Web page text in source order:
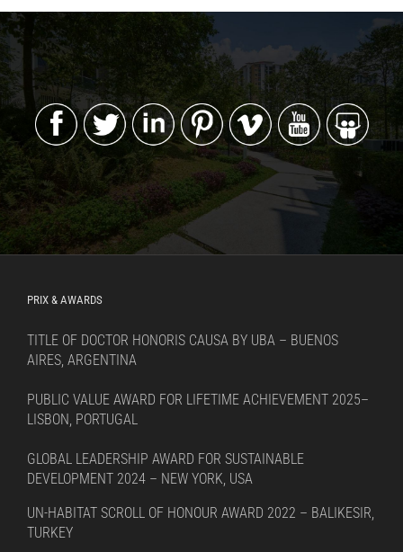
PRIX & AWARDS
TITLE OF DOCTOR HONORIS CAUSA BY UBA – BUENOS
AIRES, ARGENTINA
PUBLIC VALUE AWARD FOR LIFETIME ACHIEVEMENT 2025–
LISBON, PORTUGAL
GLOBAL LEADERSHIP AWARD FOR SUSTAINABLE
DEVELOPMENT 2024 – NEW YORK, USA
UN-HABITAT SCROLL OF HONOUR AWARD 2022 – BALIKESIR,
TURKEY